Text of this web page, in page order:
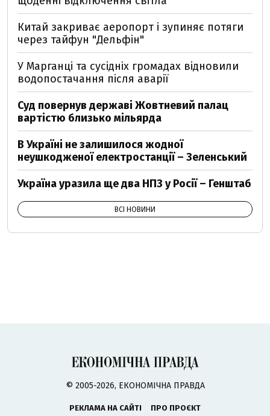
Китай закриває аеропорт і зупиняє потяги
через тайфун "Дельфін"
У Марганці та сусідніх громадах відновили
водопостачання після аварії
Суд повернув державі Жовтневий палац
вартістю близько мільярда
В Україні не залишилося жодної
неушкодженої електростанції – Зеленський
Україна уразила ще два НПЗ у Росії – Генштаб
ВСІ НОВИНИ
© 2005-2026, ЕКОНОМІЧНА ПРАВДА
РЕКЛАМА НА САЙТІ
ПРО ПРОЄКТ